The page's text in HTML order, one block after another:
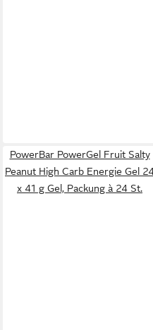
PowerBar PowerGel Fruit Salty
Peanut High Carb Energie Gel
x 41 g Gel, Packung à 24 St.